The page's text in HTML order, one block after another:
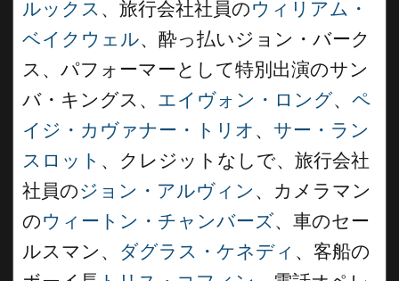
ルックス 、旅行会社社員のウィリアム・
ベイクウェル、酔っ払いジョン・バーク
ス、パフォーマーとして特別出演のサン
バ・キングス、 エイヴォン・ロング、 ペ
イジ・カヴァナー・トリオ 、 サー・ラン
スロット 、クレジットなしで、旅行会社
社員のジョン・アルヴィン 、カメラマン
のウィートン・チャンバーズ、車のセー
ルスマン、 ダグラス・ケネディ 、客船の